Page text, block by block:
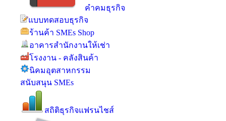
คำคมธุรกิจ
แบบทดสอบธุรกิจ
ร้านค้า SMEs Shop
อาคารสำนักงานให้เช่า
โรงงาน - คลังสินค้า
นิคมอุตสาหกรรม
สนับสนุน SMEs
สถิติธุรกิจแฟรนไชส์